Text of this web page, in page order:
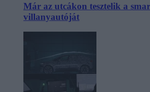
Már az utcákon tesztelik a
villanyautóját